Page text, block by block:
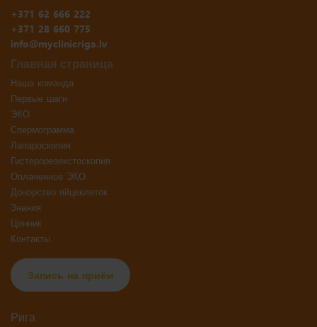
Рига
Главная страница
Наша команда
Первые шаги
ЭКО
Спермограмма
Лапароскопия
Гистерорезекстоскопия
Оплаченное ЭКО
Донорство яйцеклеток
Знания
Ценник
Контакты
Запись на приём
+371 62 666 222
+371 28 660 775
info@myclinicriga.lv